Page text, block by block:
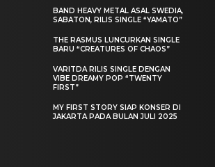
BAND HEAVY METAL ASAL SWEDIA,
SABATON, RILIS SINGLE “YAMATO”
THE RASMUS LUNCURKAN SINGLE
BARU “CREATURES OF CHAOS”
VARITDA RILIS SINGLE DENGAN
VIBE DREAMY POP “TWENTY
FIRST”
MY FIRST STORY SIAP KONSER DI
JAKARTA PADA BULAN JULI 2025